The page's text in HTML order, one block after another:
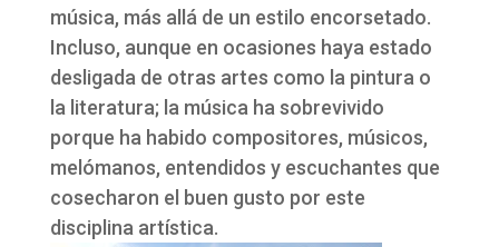
música, más allá de un estilo encorsetado.
Incluso, aunque en ocasiones haya estado
desligada de otras artes como la pintura o
la literatura; la música ha sobrevivido
porque ha habido compositores, músicos,
melómanos, entendidos y escuchantes que
cosecharon el buen gusto por este
disciplina artística.